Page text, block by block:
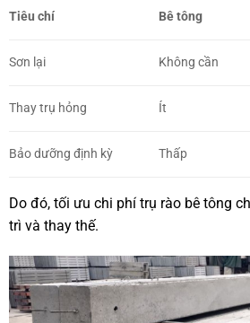
Tiêu chí Bê tông
Sơn lại Không cần
Thay trụ hỏng Ít
Bảo dưỡng định kỳ Thấp
Do đó, tối ưu chi phí trụ rào bê tông
trì và thay thế.